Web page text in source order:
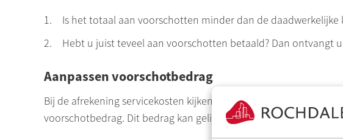
Is het totaal aan voorschotten minder dan de
Hebt u juist teveel aan voorschotten betaald? Dan ontvangt
Aanpassen voorschotbedrag
Bij de afrekening servicekosten kijken we ook of we uw
voorschotbedrag. Dit bedrag kan gelijk blijven of omhoog of